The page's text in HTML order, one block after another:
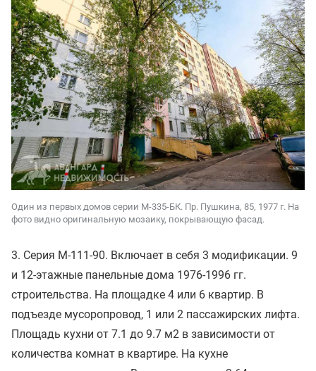
Один из первых домов серии М-335-БК. Пр. Пушкина, 85, 1977 г. На
фото видно оригинальную мозаику, покрывающую фасад.
3. Серия М-111-90. Включает в себя 3 модификации. 9
и 12-этажные панельные дома 1976-1996 гг.
строительства. На площадке 4 или 6 квартир. В
подъезде мусоропровод, 1 или 2 пассажирских лифта.
Площадь кухни от 7.1 до 9.7 м2 в зависимости от
количества комнат в квартире. На кухне